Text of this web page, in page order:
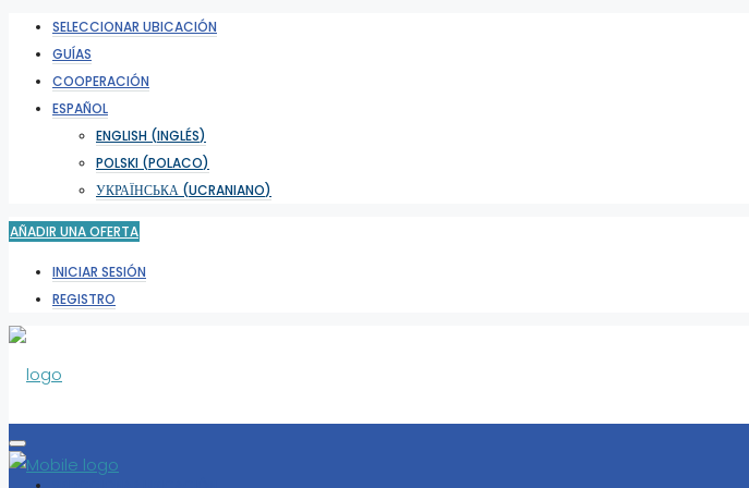
SELECCIONAR UBICACIÓN
GUÍAS
COOPERACIÓN
ESPAÑOL
ENGLISH (INGLÉS)
POLSKI (POLACO)
УКРАЇНСЬКА (UCRANIANO)
AÑADIR UNA OFERTA
INICIAR SESIÓN
REGISTRO